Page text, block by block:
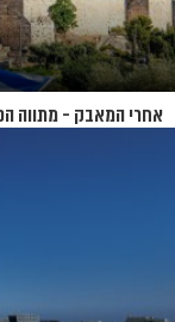
אחרי המאבק - מתווה